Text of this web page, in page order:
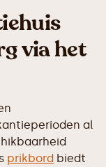
via het
al
prikbord biedt